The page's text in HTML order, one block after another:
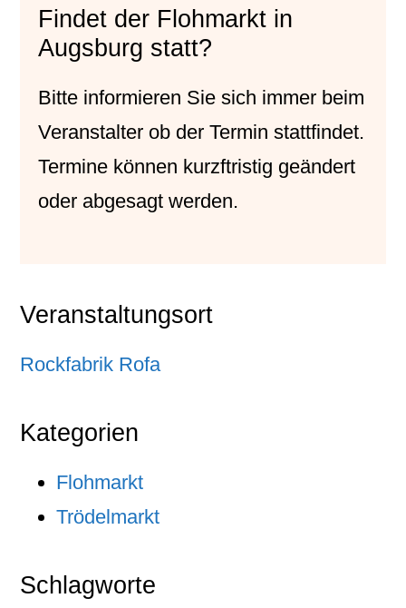
Findet der Flohmarkt in
Augsburg statt?
Bitte informieren Sie sich immer beim
Veranstalter ob der Termin stattfindet.
Termine können kurzftristig geändert
oder abgesagt werden.
Veranstaltungsort
Rockfabrik Rofa
Kategorien
Flohmarkt
Trödelmarkt
Schlagworte